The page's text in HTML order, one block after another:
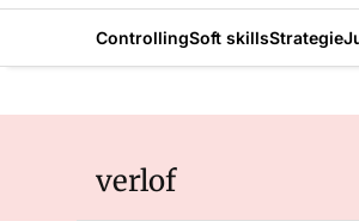
ControllingSoft skillsStrategie
verlof